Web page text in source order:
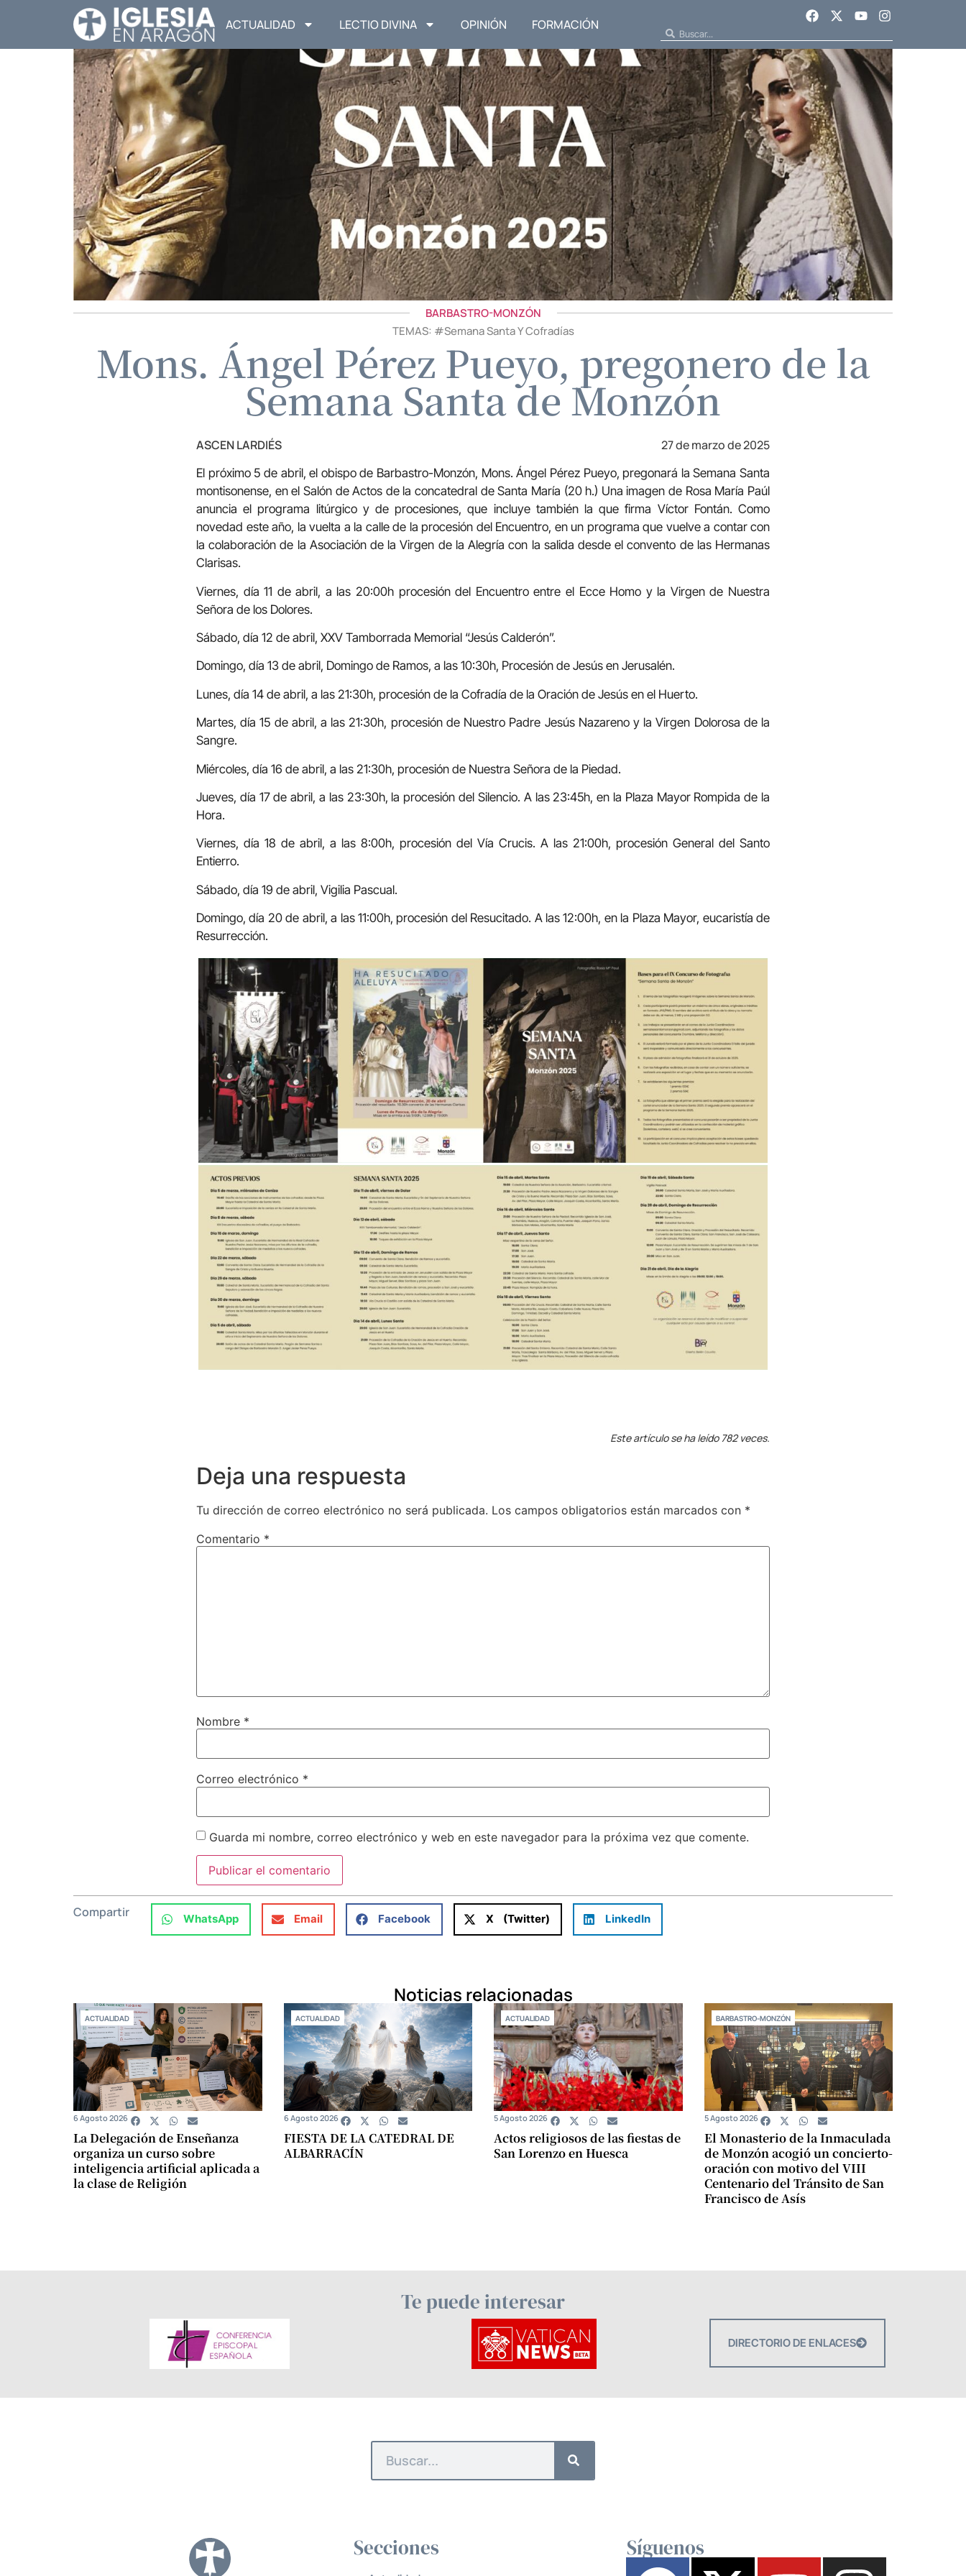
ACTUALIDAD LECTIO DIVINA OPINIÓN FORMACIÓN
BARBASTRO-MONZÓN
TEMAS: #Semana Santa Y Cofradías
Mons. Ángel Pérez Pueyo, pregonero de la
Semana Santa de Monzón
ASCEN LARDIÉS 27 de marzo de 2025
El próximo 5 de abril, el obispo de Barbastro-Monzón, Mons. Ángel Pérez Pueyo, pregonará la Semana Santa
montisonense, en el Salón de Actos de la concatedral de Santa María (20 h.) Una imagen de Rosa María Paúl
anuncia el programa litúrgico y de procesiones, que incluye también la que firma Víctor Fontán. Como
novedad este año, la vuelta a la calle de la procesión del Encuentro, en un programa que vuelve a contar con
la colaboración de la Asociación de la Virgen de la Alegría con la salida desde el convento de las Hermanas
Clarisas.
Viernes, día 11 de abril, a las 20:00h procesión del Encuentro entre el Ecce Homo y la Virgen de Nuestra
Señora de los Dolores.
Sábado, día 12 de abril, XXV Tamborrada Memorial “Jesús Calderón”.
Domingo, día 13 de abril, Domingo de Ramos, a las 10:30h, Procesión de Jesús en Jerusalén.
Lunes, día 14 de abril, a las 21:30h, procesión de la Cofradía de la Oración de Jesús en el Huerto.
Martes, día 15 de abril, a las 21:30h, procesión de Nuestro Padre Jesús Nazareno y la Virgen Dolorosa de la
Sangre.
Miércoles, día 16 de abril, a las 21:30h, procesión de Nuestra Señora de la Piedad.
Jueves, día 17 de abril, a las 23:30h, la procesión del Silencio. A las 23:45h, en la Plaza Mayor Rompida de la
Hora.
Viernes, día 18 de abril, a las 8:00h, procesión del Vía Crucis. A las 21:00h, procesión General del Santo
Entierro.
Sábado, día 19 de abril, Vigilia Pascual.
Domingo, día 20 de abril, a las 11:00h, procesión del Resucitado. A las 12:00h, en la Plaza Mayor, eucaristía de
Resurrección.
Este artículo se ha leído 782 veces.
Deja una respuesta
Tu dirección de correo electrónico no será publicada. Los campos obligatorios están marcados con *
Comentario *
Nombre *
Correo electrónico *
Guarda mi nombre, correo electrónico y web en este navegador para la próxima vez que comente.
Compartir WhatsApp Email Facebook X (Twitter) LinkedIn
Noticias relacionadas
ACTUALIDAD
La Delegación de Enseñanza
organiza un curso sobre
inteligencia artificial aplicada a
la clase de Religión
6 Agosto 2026
ACTUALIDAD
FIESTA DE LA CATEDRAL DE
ALBARRACÍN
6 Agosto 2026
ACTUALIDAD
Actos religiosos de las fiestas de
San Lorenzo en Huesca
5 Agosto 2026
BARBASTRO-MONZÓN
El Monasterio de la Inmaculada
de Monzón acogió un concierto-
oración con motivo del VIII
Centenario del Tránsito de San
Francisco de Asís
5 Agosto 2026
Te puede interesar
DIRECTORIO DE ENLACES
Secciones Síguenos